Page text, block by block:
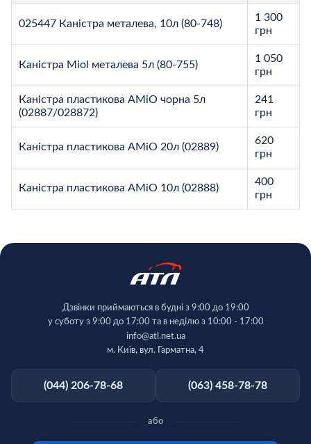
025447 Каністра металева, 10л (80-748)
1 300
грн
Каністра Miol металева 5л (80-755)
1 050
грн
Каністра пластикова AMiO чорна 5л
(02887/028872)
241
грн
Каністра пластикова AMiO 20л (02889)
620
грн
Каністра пластикова AMiO 10л (02888)
400
грн
(044) 206-78-68 (063) 458-78-78
Дзвінки приймаються в будні з 9:00 до 19:00
у суботу з 9:00 до 17:00 та в неділю з 10:00 - 17:00
info@atl.net.ua
м. Київ, вул. Гарматна, 4
або